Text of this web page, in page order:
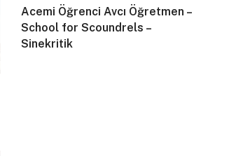
Acemi Öğrenci Avcı Öğretmen –
School for Scoundrels –
Sinekritik